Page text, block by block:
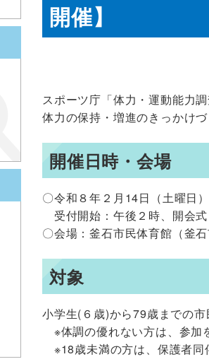
開催】
スポーツ庁「体力・運動能力
体力の保持・増進のきっかけ
開催日時・会場
〇令和８年２月14日（土曜日）
受付開始：午後２時、開会
〇会場：釜石市民体育館（釜石
対象
小学生(６歳)から79歳までの
※体調の優れない方は、参加
※18歳未満の方は、保護者同